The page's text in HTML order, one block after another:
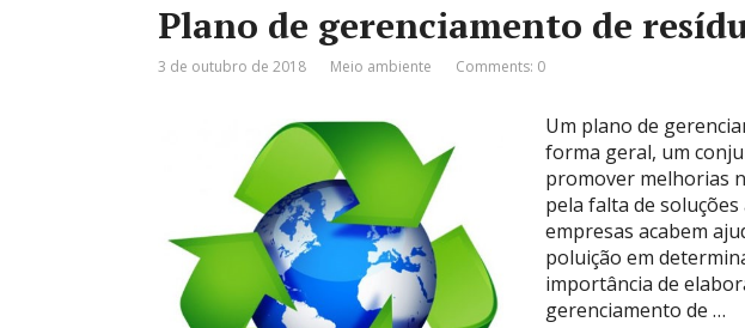
Plano de gerenciamento de
3 de outubro de 2018 Meio ambiente Comments: 0
Um plano de
forma geral, um
promover melhorias
pela falta de soluções
empresas acabem
poluição em
importância de
gerenciamento de …